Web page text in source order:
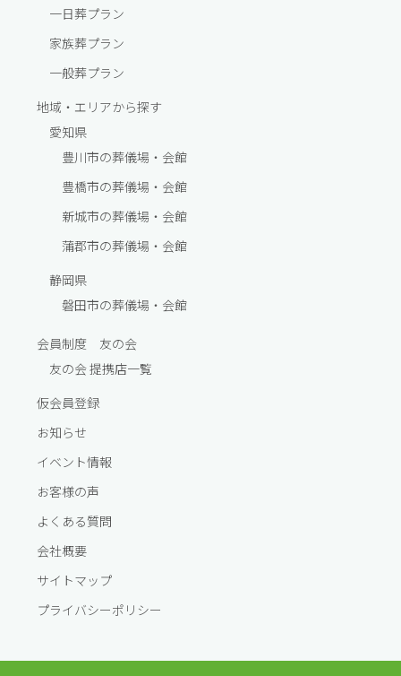
一⽇葬プラン
家族葬プラン
一般葬プラン
地域・エリアから探す
愛知県
豊川市の葬儀場・会館
豊橋市の葬儀場・会館
新城市の葬儀場・会館
蒲郡市の葬儀場・会館
静岡県
磐田市の葬儀場・会館
会員制度 友の会
友の会 提携店一覧
仮会員登録
お知らせ
イベント情報
お客様の声
よくある質問
会社概要
サイトマップ
プライバシーポリシー